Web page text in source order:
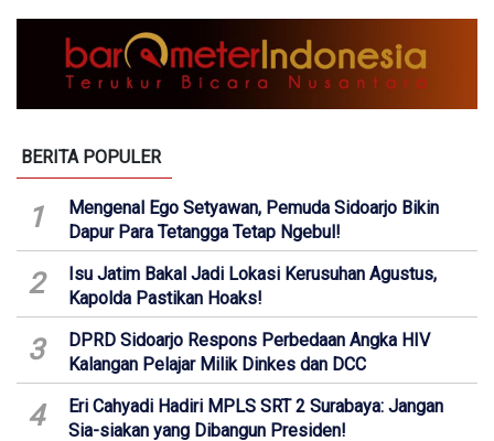
BERITA POPULER
1
Mengenal Ego Setyawan, Pemuda Sidoarjo Bikin
Dapur Para Tetangga Tetap Ngebul!
2
Isu Jatim Bakal Jadi Lokasi Kerusuhan Agustus,
Kapolda Pastikan Hoaks!
3
DPRD Sidoarjo Respons Perbedaan Angka HIV
Kalangan Pelajar Milik Dinkes dan DCC
4
Eri Cahyadi Hadiri MPLS SRT 2 Surabaya: Jangan
Sia-siakan yang Dibangun Presiden!